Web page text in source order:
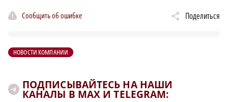
Сообщить об ошибке Поделиться
НОВОСТИ КОМПАНИИ
ПОДПИСЫВАЙТЕСЬ НА НАШИ
КАНАЛЫ В MAX И TELEGRAM: